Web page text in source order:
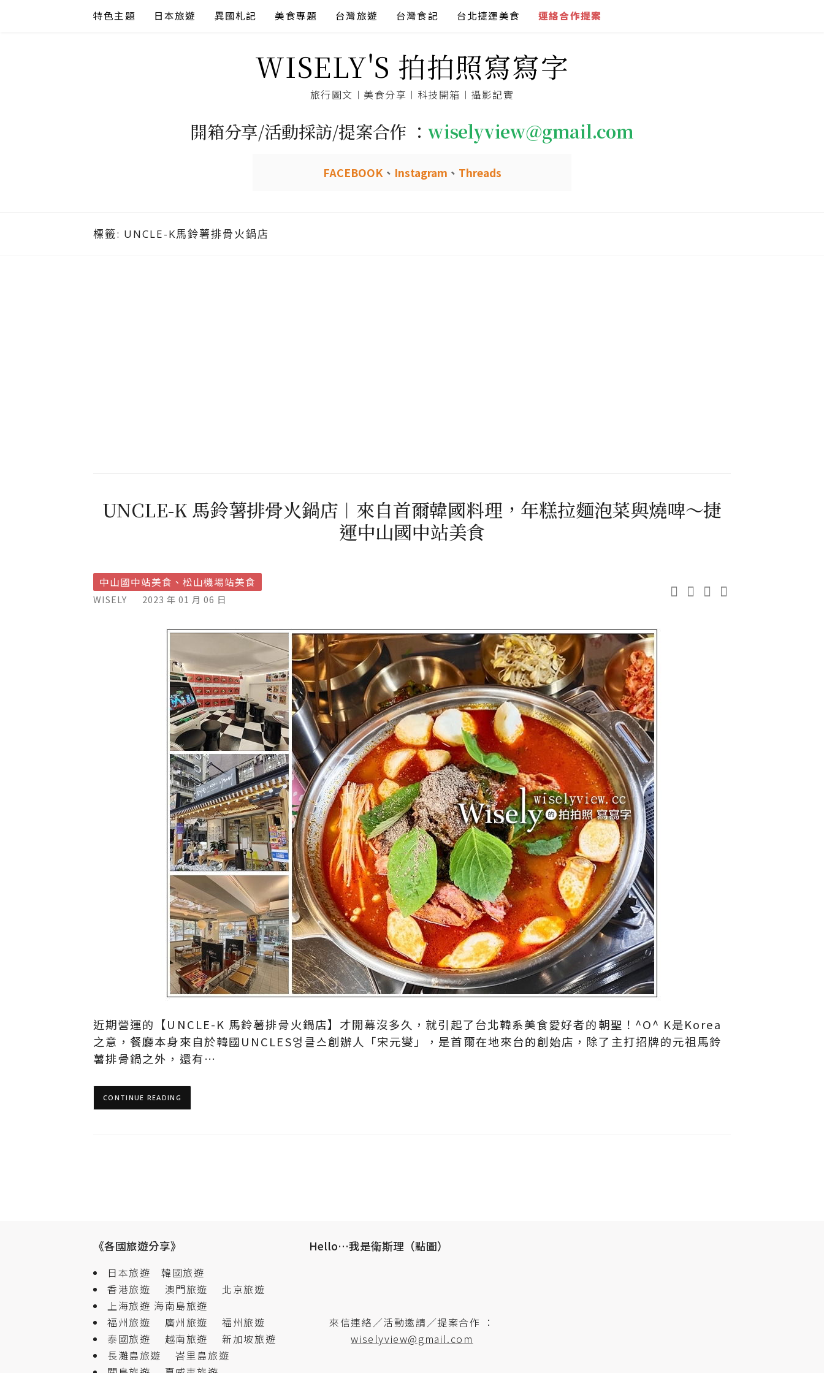
特色主題 日本旅遊 異國札記 美食專題 台灣旅遊 台灣食記 台北捷運美食 連絡合作提案
WISELY'S 拍拍照寫寫字
旅行圖文︱美食分享︱科技開箱︱攝影記實
開箱分享/活動採訪/提案合作 ： wiselyview@gmail.com
FACEBOOK、 Instagram 、 Threads
標籤: UNCLE-K馬鈴薯排骨火鍋店
UNCLE-K 馬鈴薯排骨火鍋店︱來自首爾韓國料理，年糕拉麵泡菜與燒啤～捷
運中山國中站美食
中山國中站美食、松山機場站美食
WISELY 2023 年 01 月 06 日
近期營運的【UNCLE-K 馬鈴薯排骨火鍋店】才開幕沒多久，就引起了台北韓系美食愛好者的朝聖！^O^ K是Korea
之意，餐廳本身來自於韓國UNCLES엉클스創辦人「宋元燮」，是首爾在地來台的創始店，除了主打招牌的元祖馬鈴
薯排骨鍋之外，還有…
CONTINUE READING
《各國旅遊分享》
日本旅遊
韓國旅遊
香港旅遊
澳門旅遊
北京旅遊
上海旅遊 海南島旅遊
福州旅遊
廣州旅遊
福州旅遊
泰國旅遊
越南旅遊
新加坡旅遊
長灘島旅遊
峇里島旅遊
Hello…我是衛斯理（點圖）
來信連絡／活動邀請／提案合作 ：
wiselyview@gmail.com